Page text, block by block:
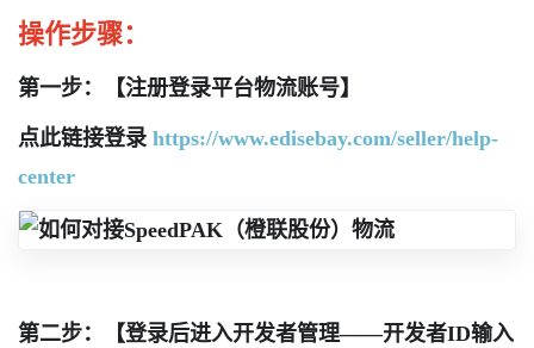
操作步骤：
第一步：【注册登录平台物流账号】
点此链接登录 https://www.edisebay.com/seller/help-
center
第二步：【登录后进入开发者管理——开发者ID输入